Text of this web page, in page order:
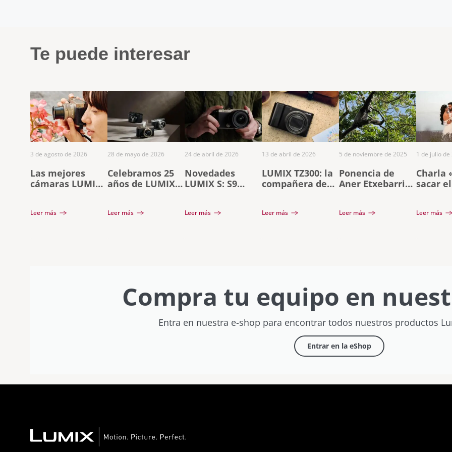
Te puede interesar
Las mejores
cámaras LUMIX
este verano
Leer más
3 de agosto de 2026
Celebramos 25
años de LUMIX
diseño premium
Leer más
28 de mayo de 2026
Novedades
LUMIX S: S9
F2
Leer más
24 de abril de 2026
LUMIX TZ300: la
compañera de
formato de
Leer más
13 de abril de 2026
Ponencia de
Aner Etxebarria
Leer más
5 de noviembre de 2025
Charla
sacar
Javier
Leer más
1 de julio de
Compra tu equipo en
Entra en nuestra e-shop para encontrar todos nuestros productos
Entrar en la eShop